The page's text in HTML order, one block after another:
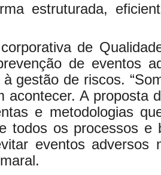
estruturada,
de
de eventos
gestão de riscos.
acontecer. A proposta
e metodologias
todos os processos e
eventos adversos